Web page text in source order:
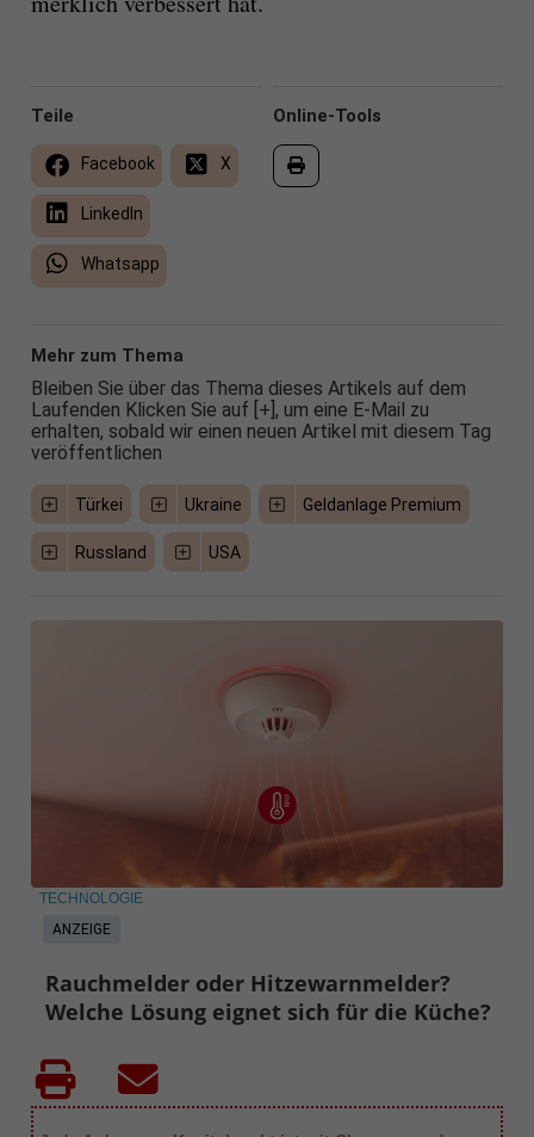
Online-Tools
Teile
Facebook X
LinkedIn
Whatsapp
Mehr zum Thema
Bleiben Sie über das Thema dieses Artikels auf dem
Laufenden Klicken Sie auf [+], um eine E-Mail zu
erhalten, sobald wir einen neuen Artikel mit diesem Tag
veröffentlichen
Türkei Ukraine Geldanlage Premium
Russland USA
ANZEIGE
TECHNOLOGIE
Rauchmelder oder Hitzewarnmelder?
Welche Lösung eignet sich für die Küche?